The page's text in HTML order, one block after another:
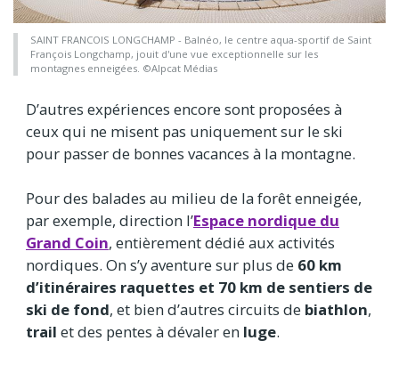
SAINT FRANCOIS LONGCHAMP - Balnéo, le centre aqua-sportif de Saint
François Longchamp, jouit d'une vue exceptionnelle sur les
montagnes enneigées. ©Alpcat Médias
D’autres expériences encore sont proposées à
ceux qui ne misent pas uniquement sur le ski
pour passer de bonnes vacances à la montagne.
Pour des balades au milieu de la forêt enneigée,
par exemple, direction l’Espace nordique du
Grand Coin, entièrement dédié aux activités
nordiques. On s’y aventure sur plus de 60 km
d’itinéraires raquettes et 70 km de sentiers de
ski de fond, et bien d’autres circuits de biathlon,
trail et des pentes à dévaler en luge.